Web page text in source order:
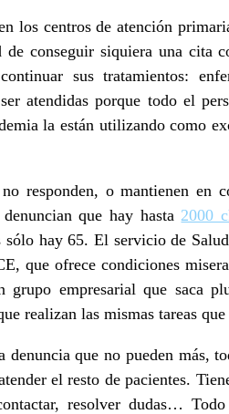
los centros de atención
conseguir siquiera una cita
sus tratamientos:
atendidas porque todo el
la están utilizando como
responden, o mantienen
que hay hasta 2000
sólo hay 65. El servicio de
que ofrece condiciones
empresarial que saca
realizan las mismas tareas
que no pueden más,
el resto de pacientes.
resolver dudas…